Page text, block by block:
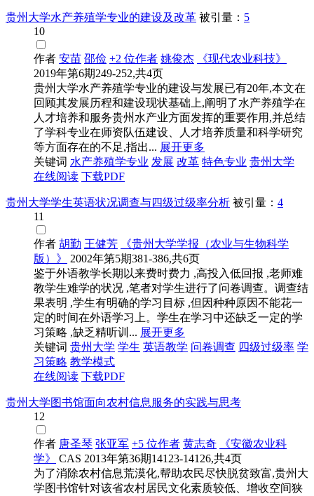
贵州大学水产养殖学专业的建设及改革 被引量： 5
10
作者 安苗 邵俭 +2 位作者 姚俊杰
《现代农业科技》
2019年第6期249-252,共4页
贵州大学水产养殖学专业的建设与发展已有20年,本文在
回顾其发展历程和建设现状基础上,阐明了水产养殖学在
人才培养和服务贵州水产业方面发挥的重要作用,并总结
了学科专业在师资队伍建设、人才培养质量和科学研究
等方面存在的不足,指出... 展开更多
关键词 水产养殖学专业 发展 改革 特色专业 贵州大学
在线阅读 下载PDF
贵州大学学生英语状况调查与四级过级率分析 被引量： 4
11
作者 胡勤 王健芳
《贵州大学学报（农业与生物科学
版）》
2002年第5期381-386,共6页
鉴于外语教学长期以来费时费力 ,高投入低回报 ,老师难
教学生难学的状况 ,笔者对学生进行了问卷调查。调查结
果表明 ,学生有明确的学习目标 ,但因种种原因不能花一
定的时间在外语学习上。学生在学习中还缺乏一定的学
习策略 ,缺乏精听训... 展开更多
关键词 贵州大学 学生 英语教学 问卷调查 四级过级率 学
习策略 教学模式
在线阅读 下载PDF
贵州大学图书馆面向农村信息服务的实践与思考
12
作者 唐圣琴 张亚军 +5 位作者 黄志奇
《安徽农业科
学》
CAS 2013年第36期14123-14126,共4页
为了消除农村信息荒漠化,帮助农民尽快脱贫致富,贵州大
学图书馆针对该省农村居民文化素质较低、增收空间狭